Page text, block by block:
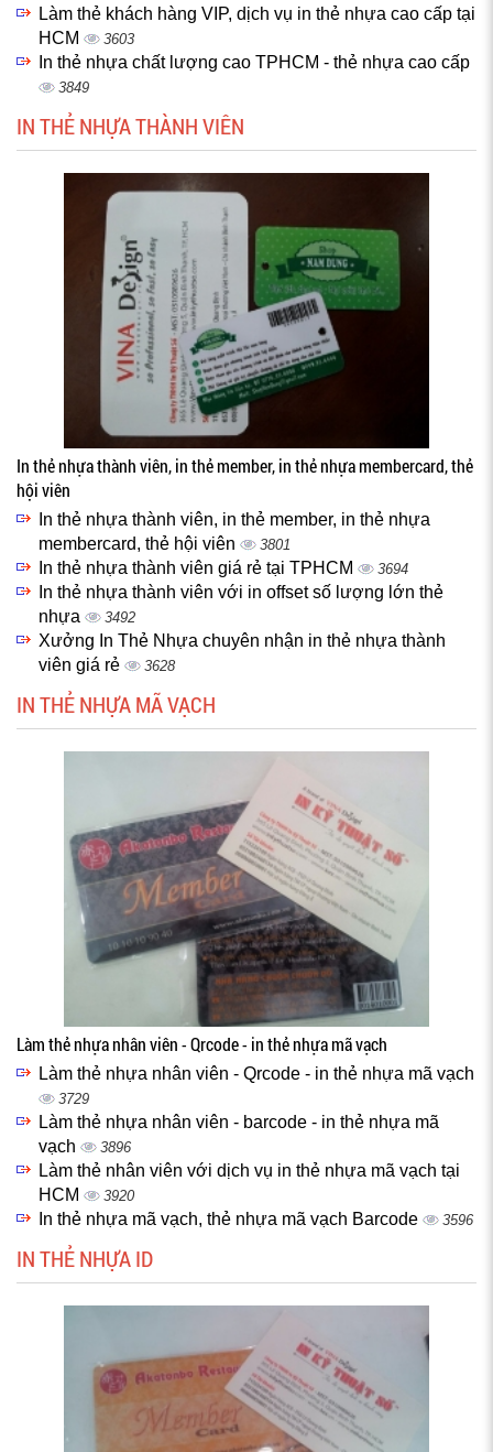
Làm thẻ khách hàng VIP, dịch vụ in thẻ nhựa cao cấp tại
HCM
3603
In thẻ nhựa chất lượng cao TPHCM - thẻ nhựa cao cấp
3849
IN THẺ NHỰA THÀNH VIÊN
In thẻ nhựa thành viên, in thẻ member, in thẻ nhựa membercard, thẻ
hội viên
In thẻ nhựa thành viên, in thẻ member, in thẻ nhựa
membercard, thẻ hội viên
3801
In thẻ nhựa thành viên giá rẻ tại TPHCM 3694
In thẻ nhựa thành viên với in offset số lượng lớn thẻ
nhựa
3492
Xưởng In Thẻ Nhựa chuyên nhận in thẻ nhựa thành
viên giá rẻ
3628
IN THẺ NHỰA MÃ VẠCH
Làm thẻ nhựa nhân viên - Qrcode - in thẻ nhựa mã vạch
Làm thẻ nhựa nhân viên - Qrcode - in thẻ nhựa mã vạch
3729
Làm thẻ nhựa nhân viên - barcode - in thẻ nhựa mã
vạch
3896
Làm thẻ nhân viên với dịch vụ in thẻ nhựa mã vạch tại
HCM
3920
In thẻ nhựa mã vạch, thẻ nhựa mã vạch Barcode 3596
IN THẺ NHỰA ID